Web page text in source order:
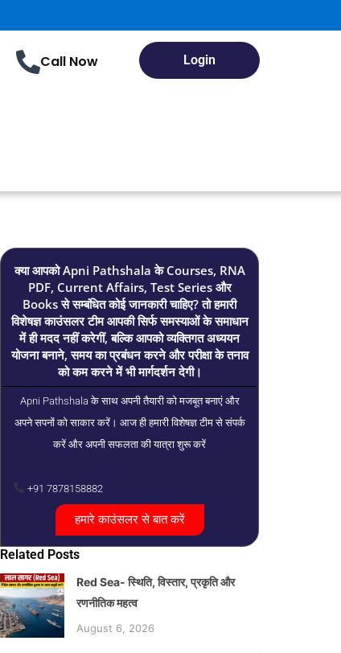
Call Now Login
क्या आपको Apni Pathshala के Courses, RNA
PDF, Current Affairs, Test Series और
Books से सम्बंधित कोई जानकारी चाहिए? तो हमारी
विशेषज्ञ काउंसलर टीम आपकी सिर्फ समस्याओं के समाधान
में ही मदद नहीं करेगीं, बल्कि आपको व्यक्तिगत अध्ययन
योजना बनाने, समय का प्रबंधन करने और परीक्षा के तनाव
को कम करने में भी मार्गदर्शन देगी।
Apni Pathshala के साथ अपनी तैयारी को मजबूत बनाएं और
अपने सपनों को साकार करें। आज ही हमारी विशेषज्ञ टीम से संपर्क
करें और अपनी सफलता की यात्रा शुरू करें
+91 7878158882
हमारे काउंसलर से बात करें
Related Posts
Red Sea- स्थिति, विस्तार, प्रकृति और
रणनीतिक महत्व
August 6, 2026